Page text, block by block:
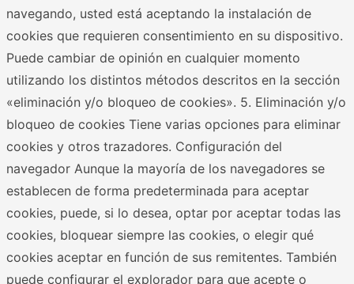
navegando, usted está aceptando la instalación de
cookies que requieren consentimiento en su dispositivo.
Puede cambiar de opinión en cualquier momento
utilizando los distintos métodos descritos en la sección
«eliminación y/o bloqueo de cookies». 5. Eliminación y/o
bloqueo de cookies Tiene varias opciones para eliminar
cookies y otros trazadores. Configuración del
navegador Aunque la mayoría de los navegadores se
establecen de forma predeterminada para aceptar
cookies, puede, si lo desea, optar por aceptar todas las
cookies, bloquear siempre las cookies, o elegir qué
cookies aceptar en función de sus remitentes. También
puede configurar el explorador para que acepte o